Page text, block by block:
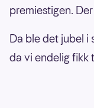
premiestigen.
Da ble det jubel i
da vi endelig fikk